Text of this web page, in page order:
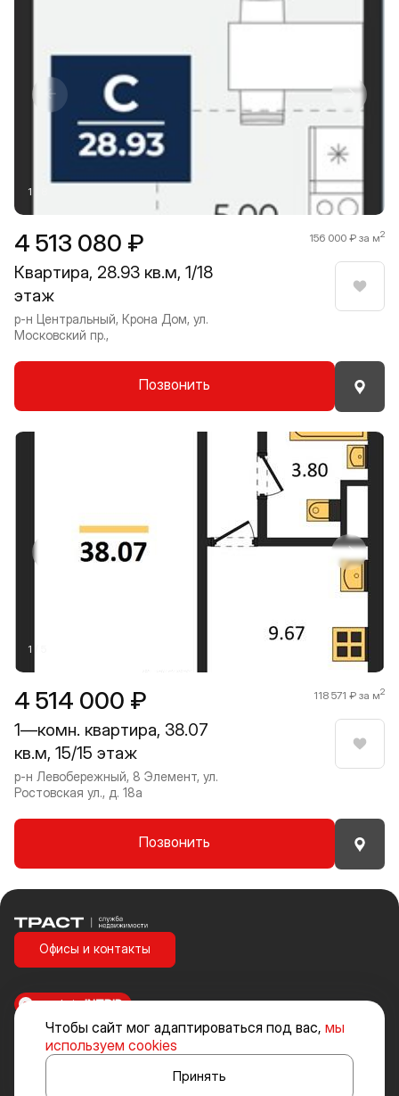
4 513 080 ₽ 156 000 ₽ за м2
Квартира, 28.93 кв.м, 1/18
этаж
р-н Центральный, Крона Дом, ул.
Московский пр.,
Позвонить
1 / 8
Прокрутить влево
4 514 000 ₽ 118 571 ₽ за м2
1—комн. квартира, 38.07
кв.м, 15/15 этаж
р-н Левобережный, 8 Элемент, ул.
Ростовская ул., д. 18а
Позвонить
1 / 5
Прокрутить влево
Чтобы сайт мог адаптироваться под вас, мы
используем cookies
Принять
Траст | Служба недвижимости
Офисы и контакты
Стоимость объектов недвижимости и иных товаров и услуг, не
включенных в «Прайс-лист» носит исключительно информационный
характер и ни при каких условиях не является публичной офертой,
определяемой положениями ст. 437 ч. 2 Гражданского кодекса
made inINTRID